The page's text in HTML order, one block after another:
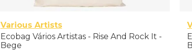
Various Artists
Ecobag Vários Artistas - Rise And Rock It -
Bege